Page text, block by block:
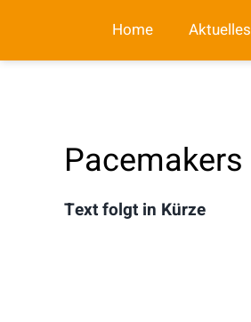
Home Aktuelles
Pacemakers
Text folgt in Kürze